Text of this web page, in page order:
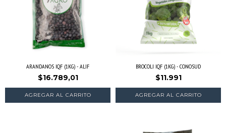
ARANDANOS IQF (1KG) - ALIF
$16.789,01
AGREGAR AL CARRITO
BROCOLI IQF (1KG) - CONOSUD
$11.991
AGREGAR AL CARRITO